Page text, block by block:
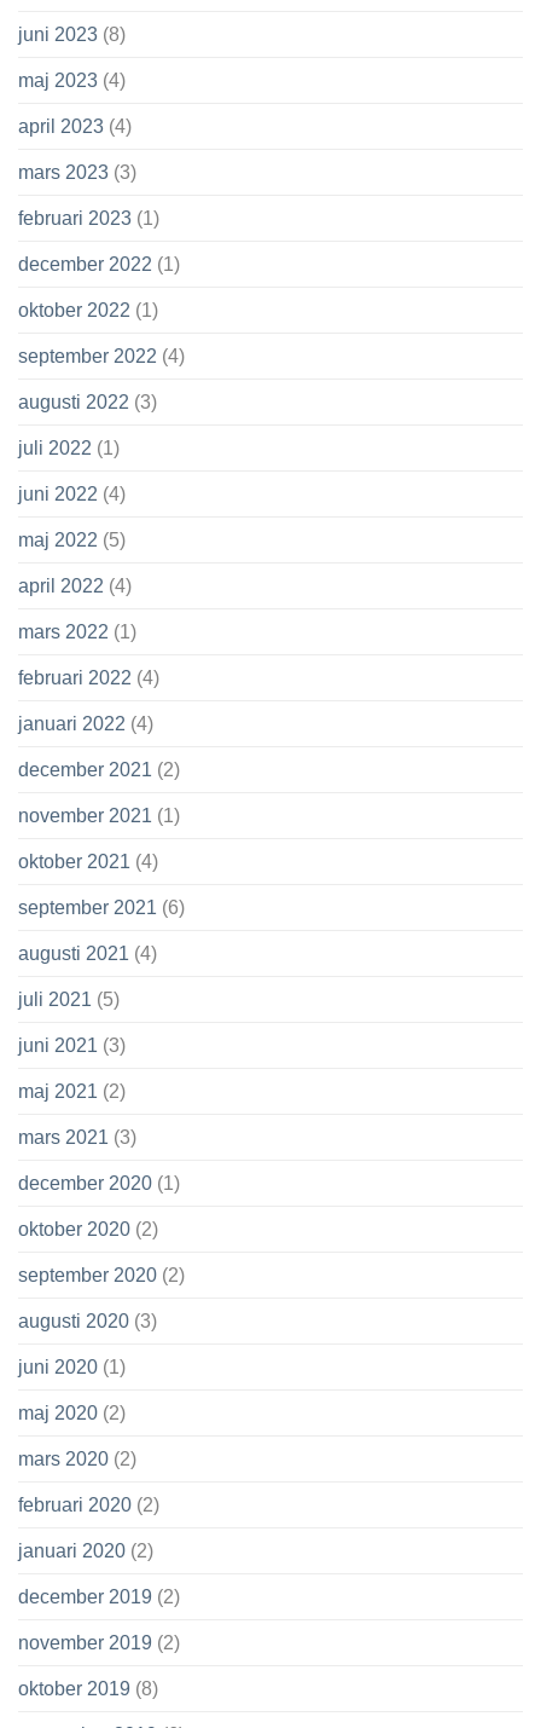
juni 2023 (8)
maj 2023 (4)
april 2023 (4)
mars 2023 (3)
februari 2023 (1)
december 2022 (1)
oktober 2022 (1)
september 2022 (4)
augusti 2022 (3)
juli 2022 (1)
juni 2022 (4)
maj 2022 (5)
april 2022 (4)
mars 2022 (1)
februari 2022 (4)
januari 2022 (4)
december 2021 (2)
november 2021 (1)
oktober 2021 (4)
september 2021 (6)
augusti 2021 (4)
juli 2021 (5)
juni 2021 (3)
maj 2021 (2)
mars 2021 (3)
december 2020 (1)
oktober 2020 (2)
september 2020 (2)
augusti 2020 (3)
juni 2020 (1)
maj 2020 (2)
mars 2020 (2)
februari 2020 (2)
januari 2020 (2)
december 2019 (2)
november 2019 (2)
oktober 2019 (8)